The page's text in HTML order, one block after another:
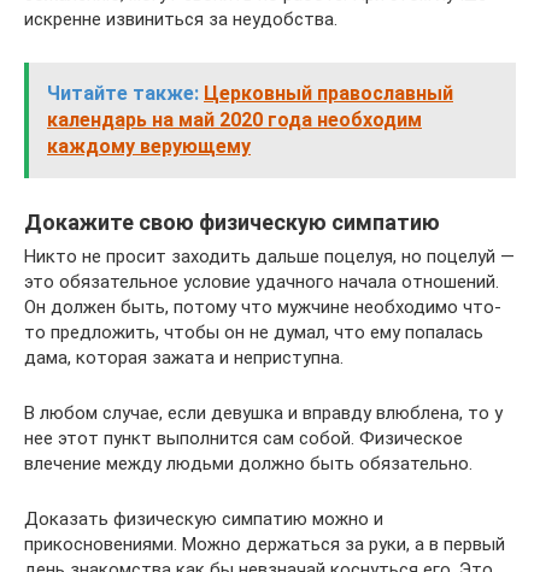
искренне извиниться за неудобства.
Читайте также: Церковный православный
календарь на май 2020 года необходим
каждому верующему
Докажите свою физическую симпатию
Никто не просит заходить дальше поцелуя, но поцелуй —
это обязательное условие удачного начала отношений.
Он должен быть, потому что мужчине необходимо что-
то предложить, чтобы он не думал, что ему попалась
дама, которая зажата и неприступна.
В любом случае, если девушка и вправду влюблена, то у
нее этот пункт выполнится сам собой. Физическое
влечение между людьми должно быть обязательно.
Доказать физическую симпатию можно и
прикосновениями. Можно держаться за руки, а в первый